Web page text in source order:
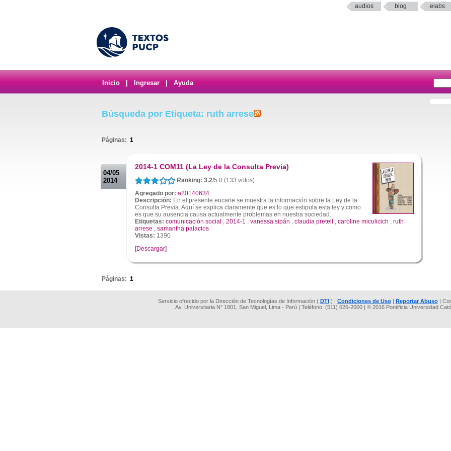
audios blog elabs
Inicio Ingresar Ayuda
Búsqueda por Etiqueta: ruth arrese
Páginas: 1
04/05
2014
2014-1 COM11 (La Ley de la Consulta Previa)
Ranking: 3.2/5.0 (133 votos)
Agregado por: a20140634
Descripción: En el presente encarte se muestra la información sobre la Ley de la
Consulta Previa. Aquí se explica claramente que es lo que estipula esta ley y como
es que su ausencia causa actualmente problemas en nuestra sociedad.
Etiquetas: comunicación social , 2014-1 , vanessa sipán , claudia pretell , caroline miculicich , ruth
arrese , samantha palacios
Vistas: 1390
[Descargar]
Páginas: 1
Servicio ofrecido por la Dirección de Tecnologías de Información ( DTI) | Condiciones de Uso| Reportar Abuso|
Av. Universitaria N° 1801, San Miguel, Lima - Perú | Teléfono: (511) 626-2000 | © 2016 Pontificia Universidad